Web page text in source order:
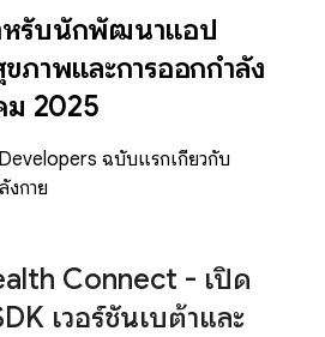
หรับนักพัฒนาแอป
ภาพและการออกกำลัง
ม 2025
ฉบับแรกเกี่ยวกับ
งกาย
Connect - เปิด
เวอร์ชันเบต้าและ